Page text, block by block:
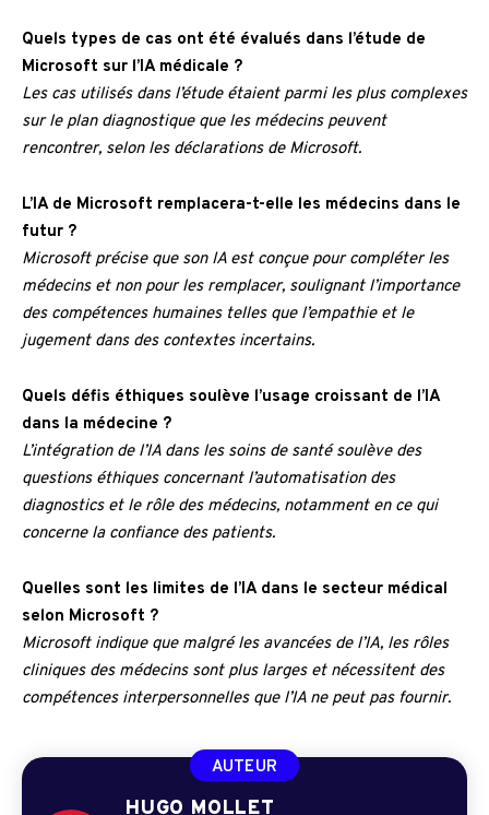
Quels types de cas ont été évalués dans l’étude de
Microsoft sur l’IA médicale ?
Les cas utilisés dans l’étude étaient parmi les plus complexes
sur le plan diagnostique que les médecins peuvent
rencontrer, selon les déclarations de Microsoft.
L’IA de Microsoft remplacera-t-elle les médecins dans le
futur ?
Microsoft précise que son IA est conçue pour compléter les
médecins et non pour les remplacer, soulignant l’importance
des compétences humaines telles que l’empathie et le
jugement dans des contextes incertains.
Quels défis éthiques soulève l’usage croissant de l’IA
dans la médecine ?
L’intégration de l’IA dans les soins de santé soulève des
questions éthiques concernant l’automatisation des
diagnostics et le rôle des médecins, notamment en ce qui
concerne la confiance des patients.
Quelles sont les limites de l’IA dans le secteur médical
selon Microsoft ?
Microsoft indique que malgré les avancées de l’IA, les rôles
cliniques des médecins sont plus larges et nécessitent des
compétences interpersonnelles que l’IA ne peut pas fournir.
AUTEUR
HUGO MOLLET